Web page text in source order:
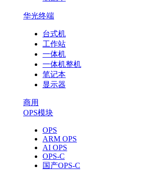
华光终端
台式机
工作站
一体机
一体机整机
笔记本
显示器
商用
OPS模块
OPS
ARM OPS
AI OPS
OPS-C
国产OPS-C